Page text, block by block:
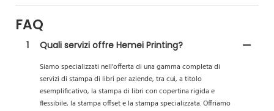
FAQ
1
Quali servizi offre Hemei Printing?
Siamo specializzati nell'offerta di una gamma completa di
servizi di stampa di libri per aziende, tra cui, a titolo
esemplificativo, la stampa di libri con copertina rigida e
flessibile, la stampa offset e la stampa specializzata. Offriamo